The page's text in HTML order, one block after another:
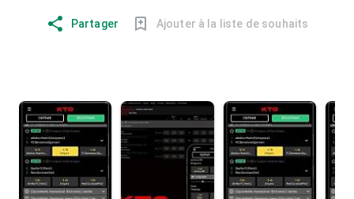
Partager Ajouter à la liste de souhaits